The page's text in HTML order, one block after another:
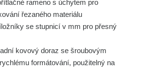
rameno s úchytem pro
řezaného materiálu
se stupnicí v mm pro přesný
kovový doraz se šroubovým
formátování, použitelný na